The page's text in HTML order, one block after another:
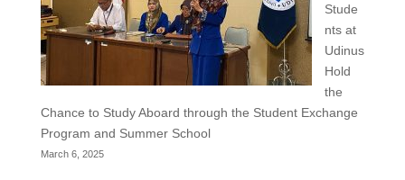
Stude
nts at
Udinus
Hold
the
Chance to Study Aboard through the Student Exchange
Program and Summer School
March 6, 2025